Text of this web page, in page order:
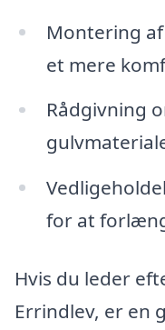
Montering
et mere
Rådgivning
for at
Hvis du leder
Errindlev, er en